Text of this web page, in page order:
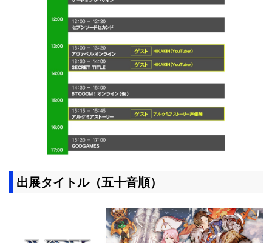
出展タイトル（五十音順）